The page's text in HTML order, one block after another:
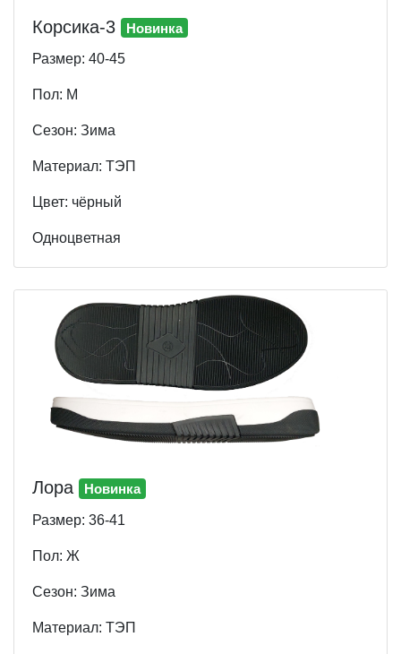
Корсика-3 Новинка
Размер: 40-45
Пол: М
Cезон: Зима
Материал: ТЭП
Цвет: чёрный
Одноцветная
Лора Новинка
Размер: 36-41
Пол: Ж
Cезон: Зима
Материал: ТЭП